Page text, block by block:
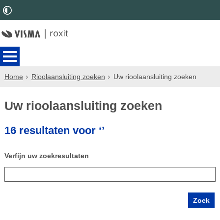
Home Rioolaansluiting zoeken Uw rioolaansluiting zoeken
Uw rioolaansluiting zoeken
16 resultaten voor ‘’
Verfijn uw zoekresultaten